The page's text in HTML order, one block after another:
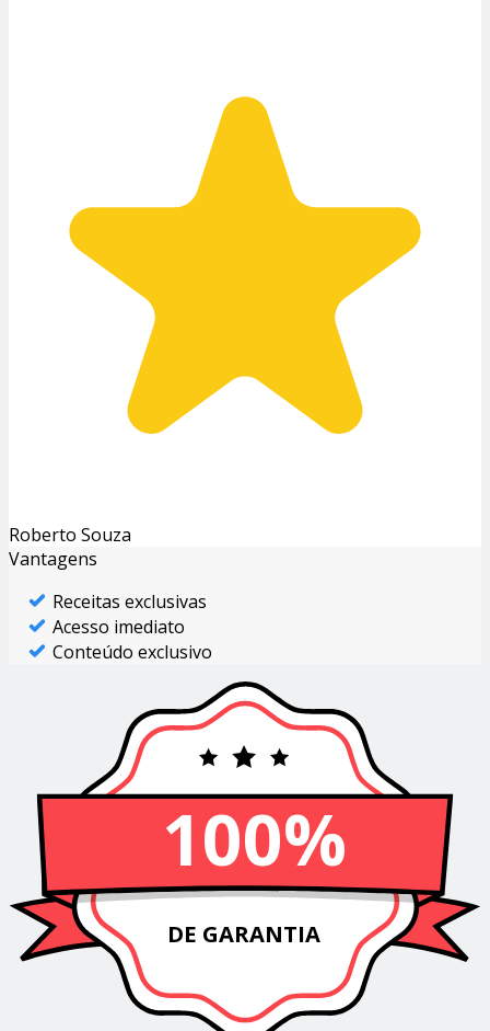
Roberto Souza
Vantagens
Receitas exclusivas
Acesso imediato
Conteúdo exclusivo
100%
DE GARANTIA